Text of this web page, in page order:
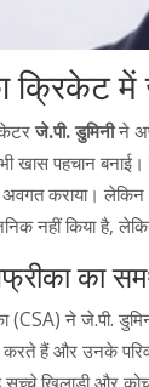
क्रिकेट में
जे.पी. डुमिनीने
खास पहचान बनाई।
अवगत कराया।
नहीं किया है,
का
(CSA) ने जे.पी.
हैं और उनके